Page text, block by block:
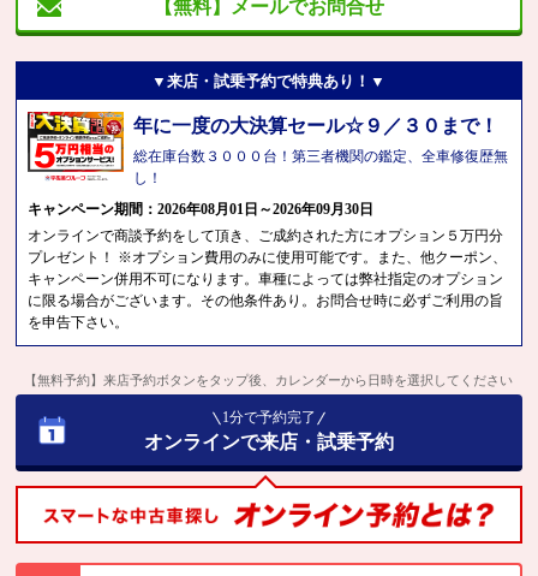
【無料】メールでお問合せ
▼来店・試乗予約で特典あり！▼
年に一度の大決算セール☆９／３０まで！
総在庫台数３０００台！第三者機関の鑑定、全車修復歴無
し！
キャンペーン期間：2026年08月01日～2026年09月30日
オンラインで商談予約をして頂き、ご成約された方にオプション５万円分
プレゼント！ ※オプション費用のみに使用可能です。また、他クーポン、
キャンペーン併用不可になります。車種によっては弊社指定のオプション
に限る場合がございます。その他条件あり。お問合せ時に必ずご利用の旨
を申告下さい。
【無料予約】来店予約ボタンをタップ後、カレンダーから日時を選択してください
1分で予約完了
オンラインで来店・試乗予約